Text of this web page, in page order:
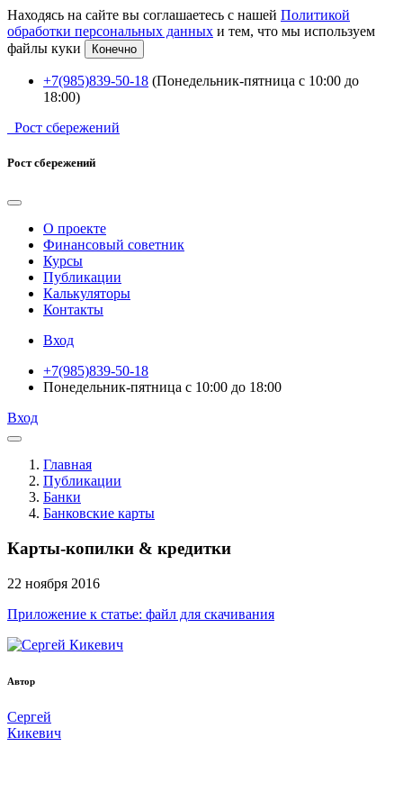
Находясь на сайте вы соглашаетесь с нашей Политикой
обработки персональных данных и тем, что мы используем
файлы куки
Конечно
+7(985)839-50-18 (Понедельник-пятница с 10:00 до
18:00)
Рост сбережений
Рост сбережений
О проекте
Финансовый советник
Курсы
Публикации
Калькуляторы
Контакты
Вход
+7(985)839-50-18
Понедельник-пятница с 10:00 до 18:00
Вход
Главная
Публикации
Банки
Банковские карты
Карты-копилки & кредитки
22 ноября 2016
Приложение к статье: файл для скачивания
Автор
Сергей
Кикевич